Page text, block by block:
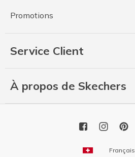
Promotions
Service Client
À propos de Skechers
Français